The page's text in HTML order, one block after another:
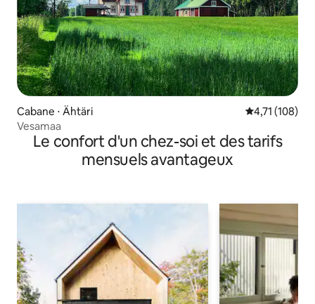
Cabane ⋅ Ähtäri Évaluation
4,71 (108)
Vesamaa
Le confort d'un chez-soi et des tarifs
mensuels avantageux